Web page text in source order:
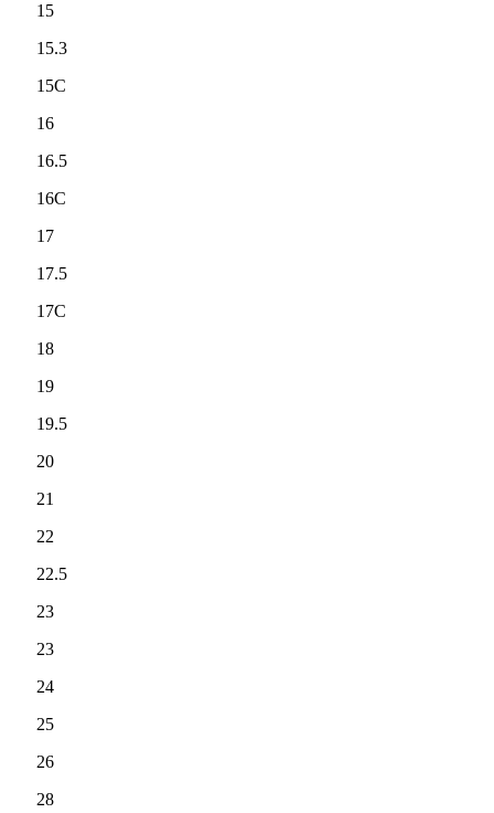
15
15.3
15C
16
16.5
16C
17
17.5
17C
18
19
19.5
20
21
22
22.5
23
23
24
25
26
28